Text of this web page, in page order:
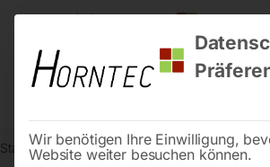
Start Metallbearbeitung Bohr- und
Wir benötigen Ihre Einwilligung,
Website weiter besuchen können.